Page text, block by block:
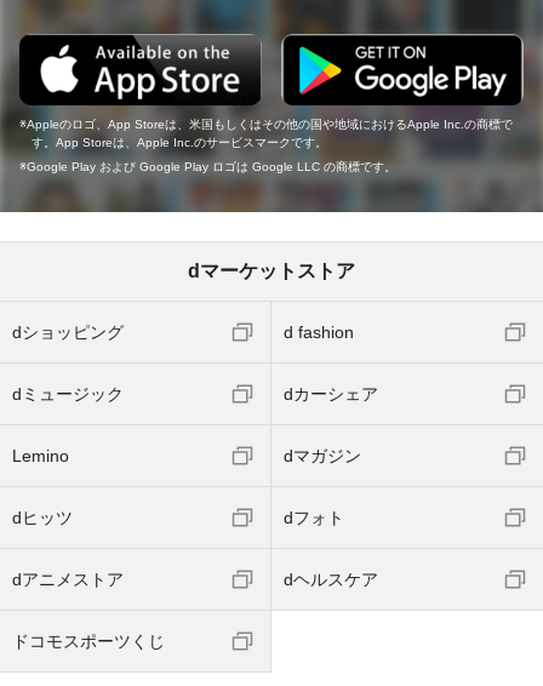
Appleのロゴ、App Storeは、米国もしくはその他の国や地域におけるApple Inc.の商標で
す。App Storeは、Apple Inc.のサービスマークです。
Google Play および Google Play ロゴは Google LLC の商標です。
dマーケットストア
dショッピング d fashion
dミュージック dカーシェア
Lemino dマガジン
dヒッツ dフォト
dアニメストア dヘルスケア
ドコモスポーツくじ